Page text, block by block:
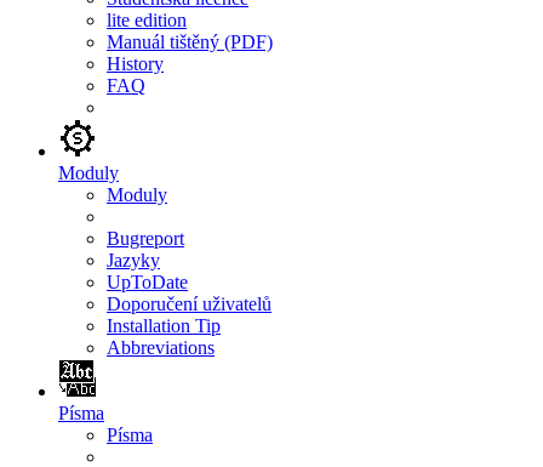
lite edition
Manuál tištěný (PDF)
History
FAQ
Moduly
Moduly
Bugreport
Jazyky
UpToDate
Doporučení uživatelů
Installation Tip
Abbreviations
Písma
Písma